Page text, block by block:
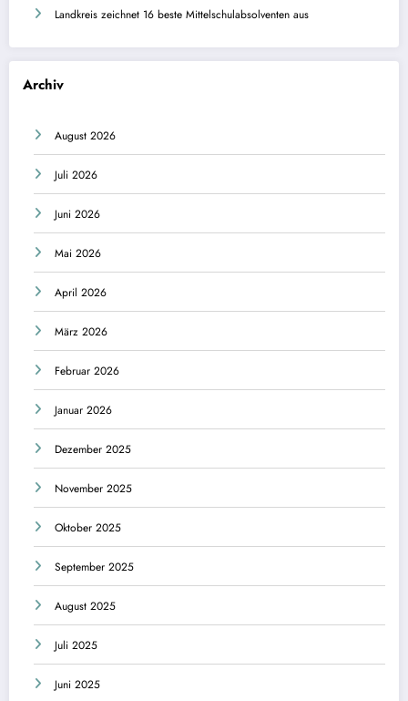
Landkreis zeichnet 16 beste Mittelschulabsolventen aus
Archiv
August 2026
Juli 2026
Juni 2026
Mai 2026
April 2026
März 2026
Februar 2026
Januar 2026
Dezember 2025
November 2025
Oktober 2025
September 2025
August 2025
Juli 2025
Juni 2025